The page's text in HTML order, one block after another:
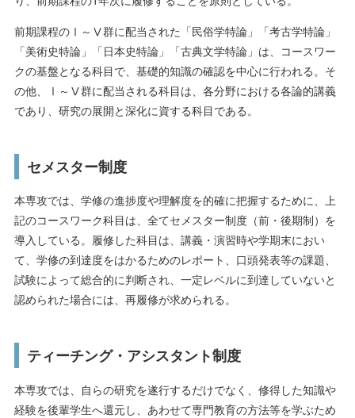
前期課程のⅠ～Ⅴ群に配当された「民俗学特論」「考古学特論」
「美術史特論」「日本史特論」「古典文学特論」は、コースワー
クの基盤となる科目で、基礎的知識の確認を中心に行われる。そ
の他、Ⅰ～Ⅴ群に配当される科目は、各分野における各論的講義
であり、研究の展開と深化に資する科目である。
セメスター制度
本専攻では、学修の進捗度や理解度を的確に把握するために、上
記のコースワーク科目は、全てセメスター制度（前・後期制）を
導入している。履修した科目は、講義・演習時や学期末におい
て、学修の到達度をはかるためのレポート、口頭発表等の課題、
試験によって総合的に判断され、一定レベルに到達していないと
認められた場合には、再履修が求められる。
ティーチング・アシスタント制度
本専攻では、自らの研究を遂行するだけでなく、修得した知識や
経験を後輩学生へ還元し、あわせて専門教育の方法等を学ぶため